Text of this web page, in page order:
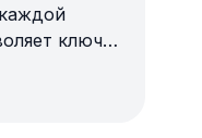
ключ